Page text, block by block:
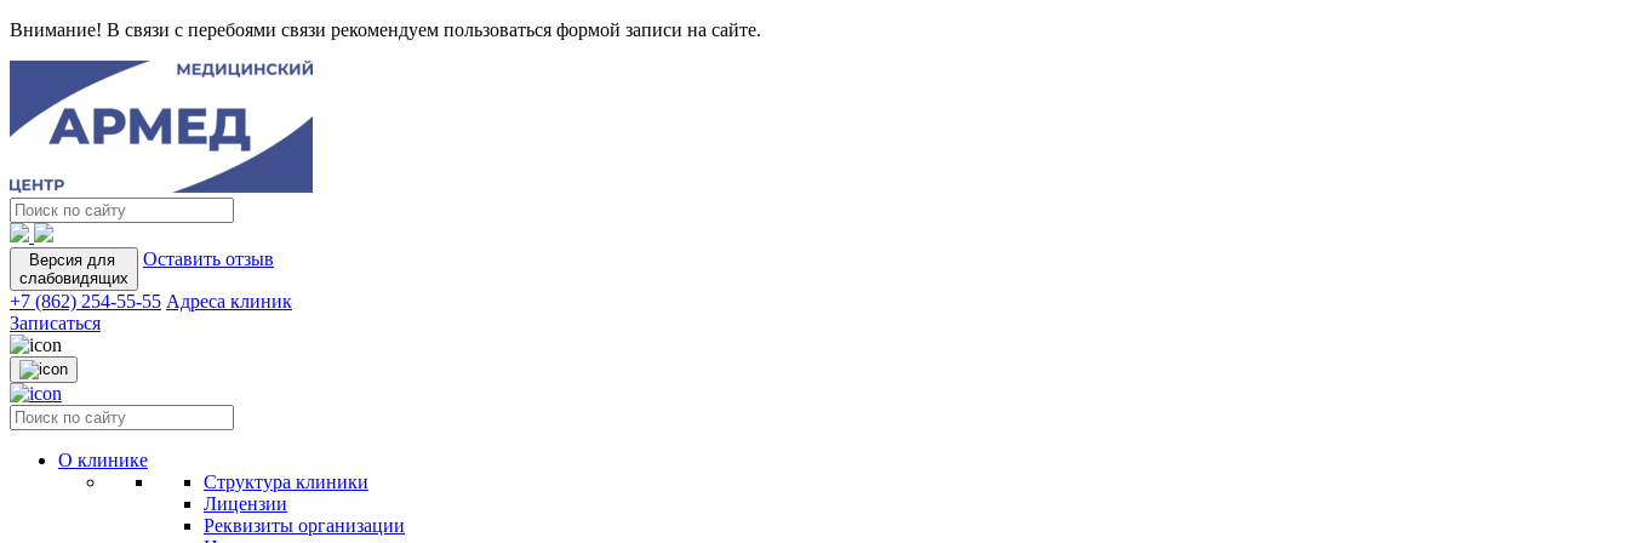
Внимание! В связи с перебоями связи рекомендуем пользоваться формой записи на сайте.
Версия для
слабовидящих
Оставить отзыв
+7 (862) 254-55-55 Адреса клиник
Записаться
О клинике
Структура клиники
Лицензии
Реквизиты организации